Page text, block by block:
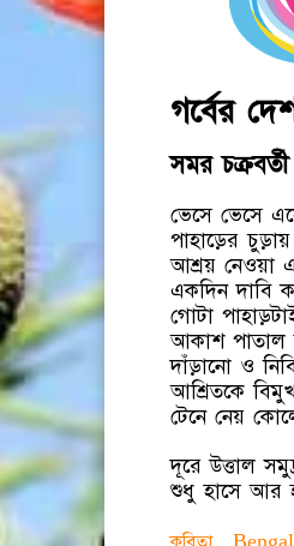
গর্বের
সমর চক্রবর্তী
ভেসে ভেসে
পাহাড়ের
আশ্রয় নেওয়া
একদিন দাবি
গোটা
আকাশ পাতাল
দাঁড়ানো ও
আশ্রিতকে
টেনে নেয়
দূরে উত্তাল
শুধু হাসে আর